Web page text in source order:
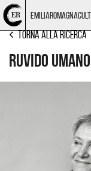
Torna
alla
home
Cerca
nel
sito
Salta
ai
contenuti
Salta
al
menu
MUSICA
Torna alla ricerca
Ruvido umano